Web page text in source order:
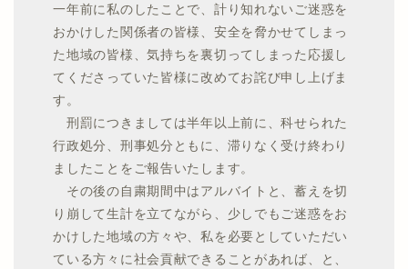
一年前に私のしたことで、計り知れないご迷惑を
おかけした関係者の皆様、安全を脅かせてしまっ
た地域の皆様、気持ちを裏切ってしまった応援し
てくださっていた皆様に改めてお詫び申し上げま
す。
刑罰につきましては半年以上前に、科せられた
行政処分、刑事処分ともに、滞りなく受け終わり
ましたことをご報告いたします。
その後の自粛期間中はアルバイトと、蓄えを切
り崩して生計を立てながら、少しでもご迷惑をお
かけした地域の方々や、私を必要としていただい
ている方々に社会貢献できることがあれば、と、